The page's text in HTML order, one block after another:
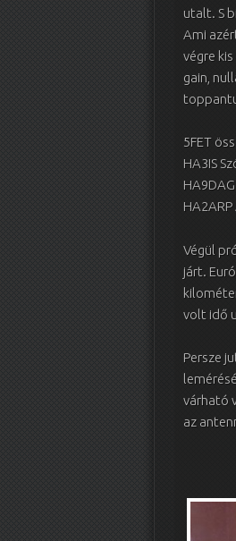
utalt. S
Ami
végre
gain,
5FET
HA3IS
Végül
járt.
volt idő
Persze
várható
az